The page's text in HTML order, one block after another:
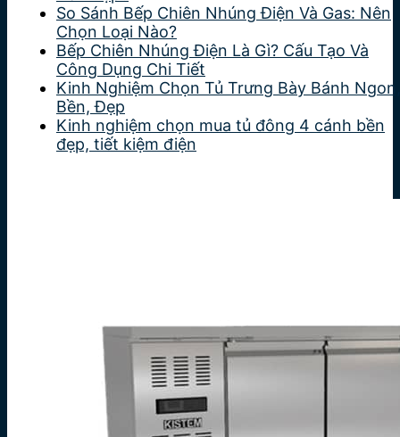
So Sánh Bếp Chiên Nhúng Điện Và Gas: Nên
Chọn Loại Nào?
Bếp Chiên Nhúng Điện Là Gì? Cấu Tạo Và
Công Dụng Chi Tiết
Kinh Nghiệm Chọn Tủ Trưng Bày Bánh Ngon,
Bền, Đẹp
Kinh nghiệm chọn mua tủ đông 4 cánh bền
đẹp, tiết kiệm điện